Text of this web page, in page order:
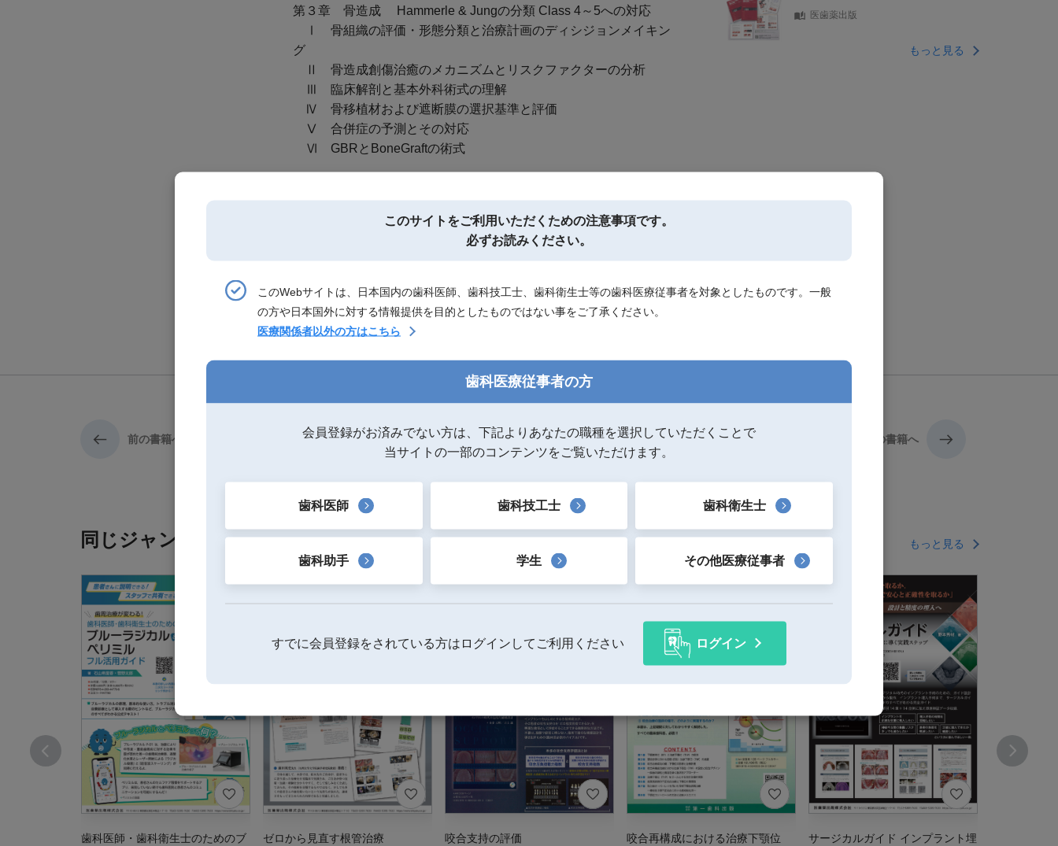
第３章 骨造成 Hammerle & Jungの分類 Class 4～5への対応
Ⅰ 骨組織の評価・形態分類と治療計画のディシジョンメイキン
グ
Ⅱ 骨造成創傷治癒のメカニズムとリスクファクターの分析
Ⅲ 臨床解剖と基本外科術式の理解
Ⅳ 骨移植材および遮断膜の選択基準と評価
Ⅴ 合併症の予測とその対応
Ⅵ GBRとBoneGraftの術式
Ⅰ 軟組織移植の生物学的意義
Ⅱ 結合組織採取の臨床術式
第５章 症例報告集
医歯薬出版
もっと見る
前の書籍へ 書籍一覧へ戻る 次の書籍へ
同じジャンルの書籍 もっと見る
歯科医師・歯科衛生士のためのブ
ゼロから見直す根管治療 咬合支持の評価
咬合再構成における治療下顎位
サージカルガイド インプラント埋
このサイトをご利用いただくための注意事項です。
必ずお読みください。
このWebサイトは、日本国内の歯科医師、歯科技工士、歯科衛生士等の歯科医療従事者を対象としたものです。一般
の方や日本国外に対する情報提供を目的としたものではない事をご了承ください。
医療関係者以外の方はこちら
歯科医療従事者の方
会員登録がお済みでない方は、下記よりあなたの職種を選択していただくことで
当サイトの一部のコンテンツをご覧いただけます。
歯科医師 歯科技工士 歯科衛生士
歯科助手 学生 その他医療従事者
すでに会員登録をされている方はログインしてご利用ください ログイン